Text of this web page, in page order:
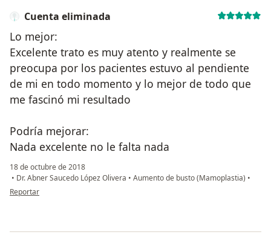
Cuenta eliminada
Lo mejor:
Excelente trato es muy atento y realmente se
preocupa por los pacientes estuvo al pendiente
de mi en todo momento y lo mejor de todo que
me fascinó mi resultado
Podría mejorar:
Nada excelente no le falta nada
18 de octubre de 2018
• Dr. Abner Saucedo López Olivera • Aumento de busto (Mamoplastia) •
en opinión del usuario Cuenta eliminada
Reportar